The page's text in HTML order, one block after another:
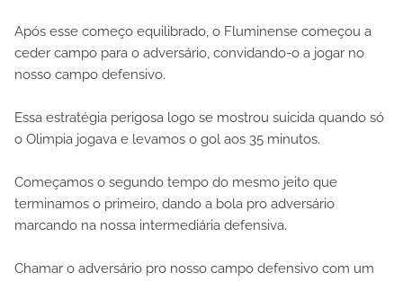
Após esse começo equilibrado, o Fluminense começou a
ceder campo para o adversário, convidando-o a jogar no
nosso campo defensivo.
Essa estratégia perigosa logo se mostrou suicida quando só
o Olimpia jogava e levamos o gol aos 35 minutos.
Começamos o segundo tempo do mesmo jeito que
terminamos o primeiro, dando a bola pro adversário
marcando na nossa intermediária defensiva.
Chamar o adversário pro nosso campo defensivo com um